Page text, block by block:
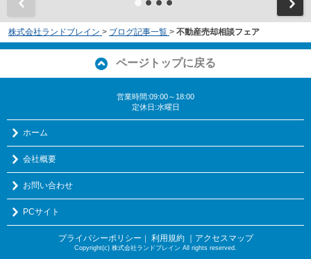
株式会社ランドブレイン > ブログ記事一覧 > 不動産売却相談フェア
ページトップに戻る
営業時間:09:00～18:00
定休日:水曜日
ホーム
会社概要
お問い合わせ
PCサイト
プライバシーポリシー 利用規約 ｜アクセスマップ
Copyright(c) 株式会社ランドブレイン All rights reserved.